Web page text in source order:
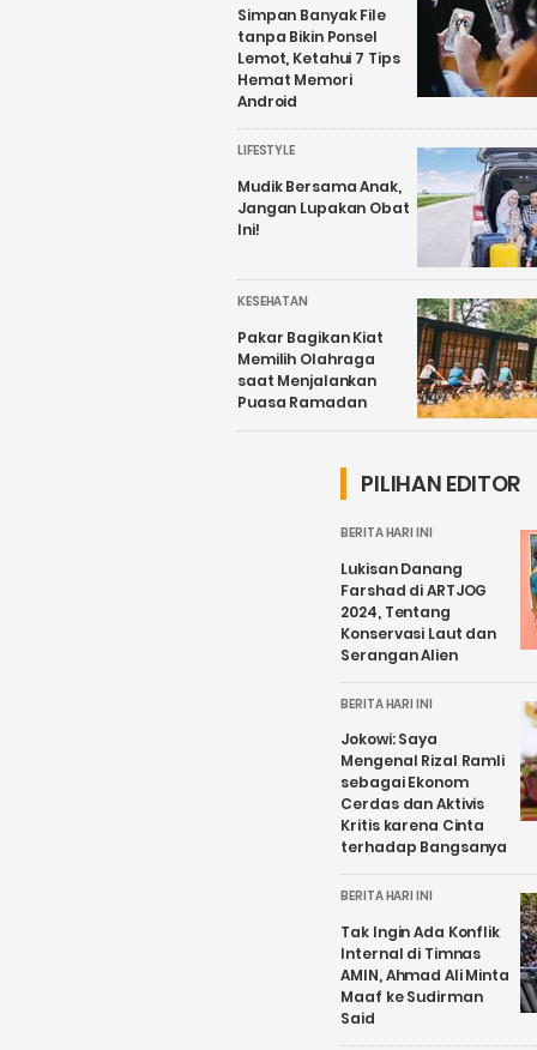
Simpan Banyak File
tanpa Bikin Ponsel
Lemot, Ketahui 7 Tips
Hemat Memori
Android
LIFESTYLE
Mudik Bersama Anak,
Jangan Lupakan Obat
Ini!
KESEHATAN
Pakar Bagikan Kiat
Memilih Olahraga
saat Menjalankan
Puasa Ramadan
PILIHAN EDITOR
BERITA HARI INI
Lukisan Danang
Farshad di ARTJOG
2024, Tentang
Konservasi Laut dan
Serangan Alien
BERITA HARI INI
Jokowi: Saya
Mengenal Rizal Ramli
sebagai Ekonom
Cerdas dan Aktivis
Kritis karena Cinta
terhadap Bangsanya
BERITA HARI INI
Tak Ingin Ada Konflik
Internal di Timnas
AMIN, Ahmad Ali Minta
Maaf ke Sudirman
Said